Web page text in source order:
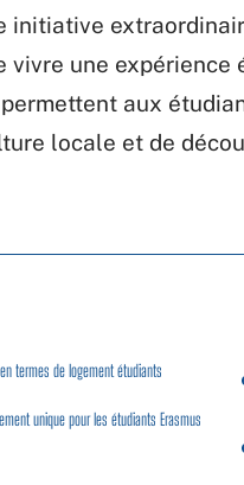
initiative
vivre une
aux
locale et de
termes de logement étudiants
unique pour les étudiants Erasmus